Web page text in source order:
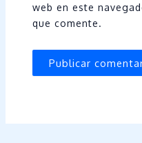
web en este
que comente.